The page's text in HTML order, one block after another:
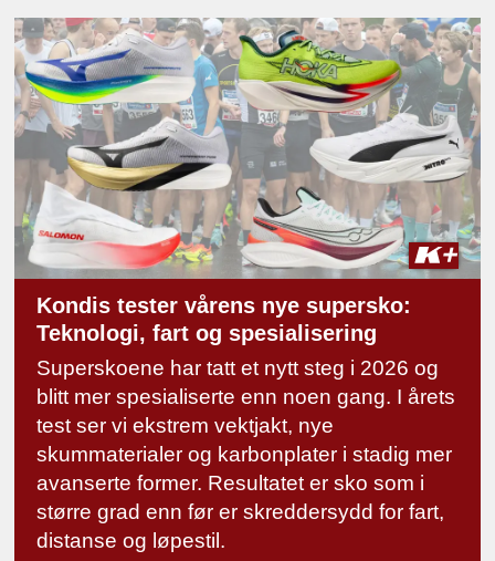
Kondis tester vårens nye supersko:
Teknologi, fart og spesialisering
Superskoene har tatt et nytt steg i 2026 og
blitt mer spesialiserte enn noen gang. I årets
test ser vi ekstrem vektjakt, nye
skummaterialer og karbonplater i stadig mer
avanserte former. Resultatet er sko som i
større grad enn før er skreddersydd for fart,
distanse og løpestil.